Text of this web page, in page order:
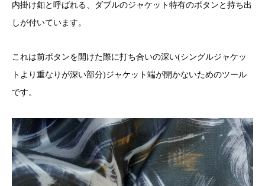
内掛け釦と呼ばれる、ダブルのジャケット特有のボタンと持ち出
しが付いています。
これは前ボタンを開けた際に打ち合いの深い(シングルジャケッ
トより重なりが深い部分)ジャケット端が開かないためのツール
です。